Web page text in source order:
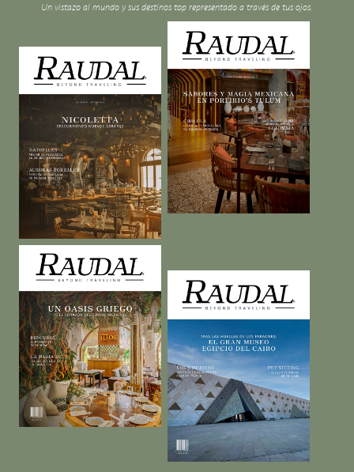
Un vistazo al mundo y sus destinos top representado a través de tus ojos.